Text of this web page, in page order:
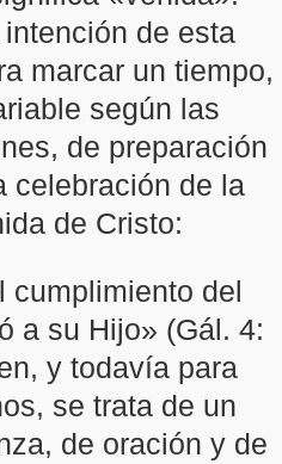
de esta
marcar un tiempo,
según las
de preparación
celebración de la
de Cristo:
cumplimiento del
a su Hijo» (Gál. 4:
y todavía para
se trata de un
de oración y de